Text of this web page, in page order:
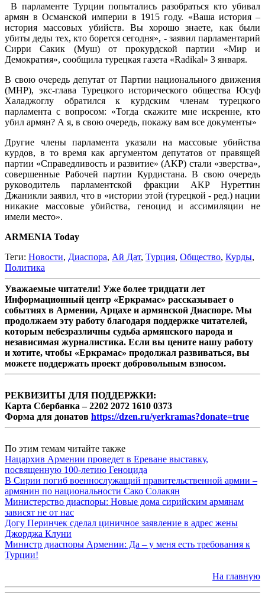
В парламенте Турции попытались разобраться кто убивал
армян в Османской империи в 1915 году. «Ваша история –
история массовых убийств. Вы хорошо знаете, как были
убиты деды тех, кто борется сегодня», - заявил парламентарий
Сирри Сакик (Муш) от прокурдской партии «Мир и
Демократия», сообщила турецкая газета «Radikal» 3 января.
В свою очередь депутат от Партии национального движения
(MHP), экс-глава Турецкого исторического общества Юсуф
Халаджоглу обратился к курдским членам турецкого
парламента с вопросом: «Тогда скажите мне искренне, кто
убил армян? А я, в свою очередь, покажу вам все документы»
Другие члены парламента указали на массовые убийства
курдов, в то время как аргументом депутатов от правящей
партии «Справедливость и развитие» (AKP) стали «зверства»,
совершенные Рабочей партии Курдистана. В свою очередь
руководитель парламентской фракции AKP Нуреттин
Джаникли заявил, что в «истории этой (турецкой - ред.) нации
никакие массовые убийства, геноцид и ассимиляции не
имели место».
ARMENIA Today
Теги: Новости, Диаспора, Ай Дат, Турция, Общество, Курды,
Политика
Уважаемые читатели! Уже более тридцати лет
Информационный центр «Еркрамас» рассказывает о
событиях в Армении, Арцахе и армянской Диаспоре. Мы
продолжаем эту работу благодаря поддержке читателей,
которым небезразличны судьба армянского народа и
независимая журналистика. Если вы цените нашу работу
и хотите, чтобы «Еркрамас» продолжал развиваться, вы
можете поддержать проект добровольным взносом.
РЕКВИЗИТЫ ДЛЯ ПОДДЕРЖКИ:
Карта Сбербанка – 2202 2072 1610 0373
Форма для донатов https://dzen.ru/yerkramas?donate=true
По этим темам читайте также
Нацархив Армении проведет в Ереване выставку,
посвященную 100-летию Геноцида
В Сирии погиб военнослужащий правительственной армии –
армянин по национальности Сако Солакян
Министерство диаспоры: Новые дома сирийским армянам
зависят не от нас
Догу Перинчек сделал циничное заявление в адрес жены
Джорджа Клуни
Министр диаспоры Армении: Да – у меня есть требования к
Турции!
На главную